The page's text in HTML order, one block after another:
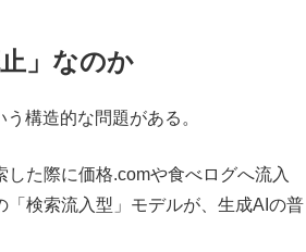
」なのか
構造的な問題がある。
た際に価格.comや食べログへ流入
検索流入型」モデルが、生成AIの普